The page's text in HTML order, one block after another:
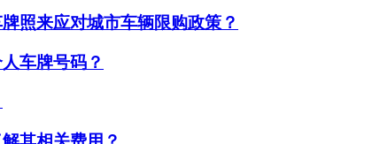
照来应对城市车辆限购政策？
车牌号码？